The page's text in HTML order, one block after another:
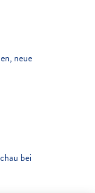
neue
bei